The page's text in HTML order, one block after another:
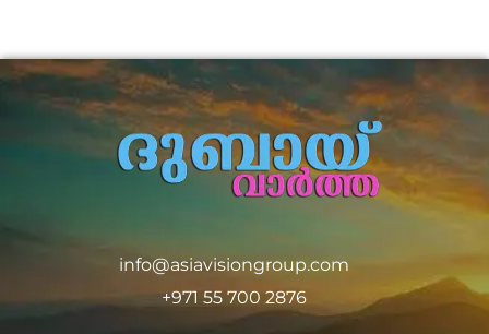
info@asiavisiongroup.com
+971 55 700 2876